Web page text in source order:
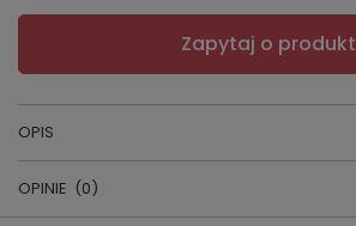
Zapytaj o produkt
OPIS
Szlafrok
OPINIE (0)